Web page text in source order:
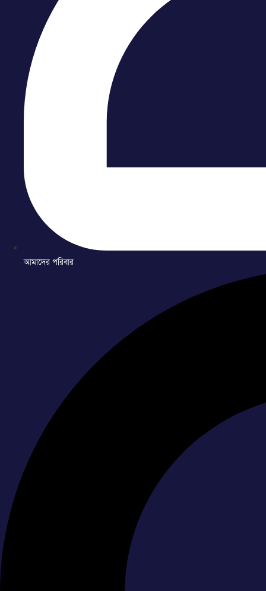
আমাদের পরিবার